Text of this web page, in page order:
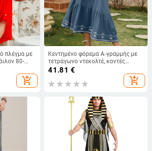
πλέγμα με
80-
120 g/m²
add_shopping_cart
Κεντημένο φόρεμα Α‑γραμμής με
τετράγωνο ντεκολτέ, κοντές
φουσκωτές μανίκες και πιέτες,
41.81 €
add_shopping_cart